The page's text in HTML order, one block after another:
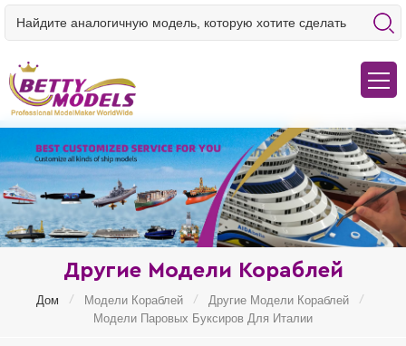
Другие Модели Кораблей
Дом / Модели Кораблей / Другие Модели Кораблей
/
Модели Паровых Буксиров Для Италии